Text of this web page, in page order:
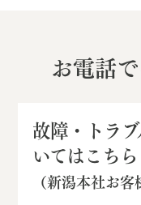
お電話
故障・トラ
いてはこちら
（新潟本社お